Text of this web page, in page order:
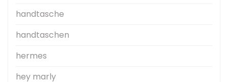
handtasche
handtaschen
hermes
hey marly